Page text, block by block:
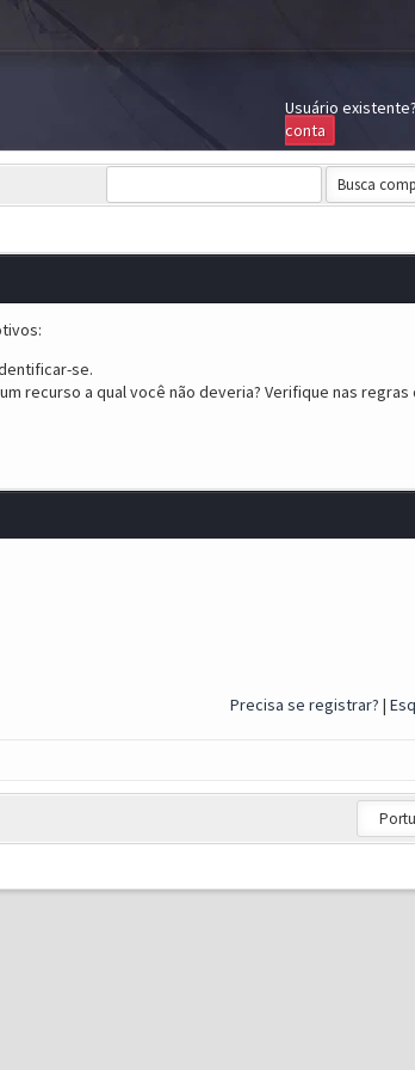
Usuário existente?
conta
se.
recurso a qual você não deveria? Verifique nas
Precisa se registrar? |